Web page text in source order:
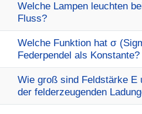
Welche Lampen leuchten
Fluss?
Welche Funktion hat σ
Federpendel als Konstante?
Wie groß sind Feldstärke E
der felderzeugenden